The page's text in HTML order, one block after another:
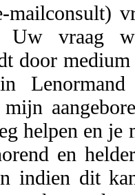
Uw vraag
door
in
helpen en je
en
indien dit